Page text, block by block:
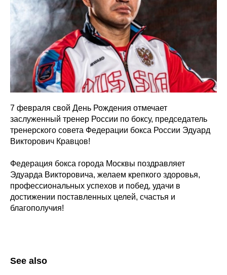
7 февраля свой День Рождения отмечает
заслуженный тренер России по боксу, председатель
тренерского совета Федерации бокса России Эдуард
Викторович Кравцов!
Федерация бокса города Москвы поздравляет
Эдуарда Викторовича, желаем крепкого здоровья,
профессиональных успехов и побед, удачи в
достижении поставленных целей, счастья и
благополучия!
See also